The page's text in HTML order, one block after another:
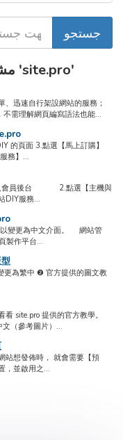
مشاهده مقالات برچسب زده شده 'site.pro'
迅速自行架設網站的服務；
需理解網頁編寫語法也能...
的頁面 3.點選【馬上訂購】
務】...
入會員後台 2.點選【主機與
DIY服務...
以變更為中文介面。 網站管
製作平台...
為繁中 ❷ 官方提供的圖文教
看 site.pro 提供的官方教學。
（參考圖片）...
站想發佈時， 就會需要【預
，並啟用之...